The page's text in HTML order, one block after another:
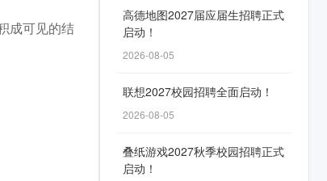
成可见的结
高德地图2027届应届生招聘正式
启动！
2026-08-05
联想2027校园招聘全面启动！
2026-08-05
叠纸游戏2027秋季校园招聘正式
启动！